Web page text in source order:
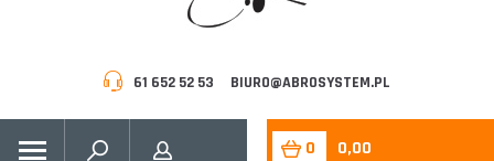
61 652 52 53 BIURO@ABROSYSTEM.PL
0 0,00